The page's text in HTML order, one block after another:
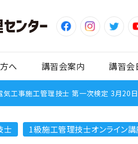
へ 講習会案内 講習会
気工事施工管理技士 第一次検定 3月20
士 1級施工管理技士オンライン